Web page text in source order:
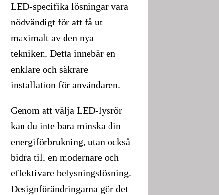
LED-specifika lösningar vara
nödvändigt för att få ut
maximalt av den nya
tekniken. Detta innebär en
enklare och säkrare
installation för användaren.
Genom att välja LED-lysrör
kan du inte bara minska din
energiförbrukning, utan också
bidra till en modernare och
effektivare belysningslösning.
Designförändringarna gör det